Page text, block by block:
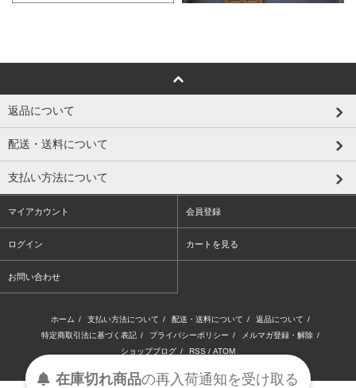
返品について
配送・送料について
支払い方法について
マイアカウント 会員登録
ログイン カートを見る
お問い合わせ
ホーム / 支払い方法について / 配送・送料について / 返品について /
特定商取引法に基づく表記 / プライバシーポリシー / メルマガ登録・解除 /
ショップブログ / RSS / ATOM
在庫切れ商品の再入荷通知を受け取る